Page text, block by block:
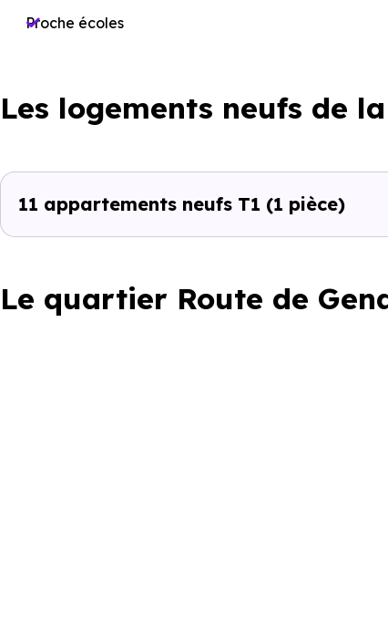
Proche écoles
Les logements neufs de
11 appartements neufs T1 (1 pièce)
Le quartier Route de